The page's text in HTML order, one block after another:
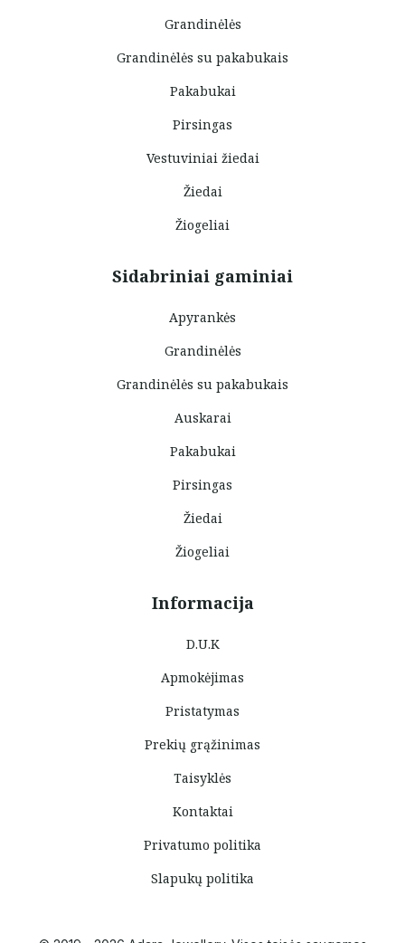
Grandinėlės
Grandinėlės su pakabukais
Pakabukai
Pirsingas
Vestuviniai žiedai
Žiedai
Žiogeliai
Sidabriniai gaminiai
Apyrankės
Grandinėlės
Grandinėlės su pakabukais
Auskarai
Pakabukai
Pirsingas
Žiedai
Žiogeliai
Informacija
D.U.K
Apmokėjimas
Pristatymas
Prekių grąžinimas
Taisyklės
Kontaktai
Privatumo politika
Slapukų politika